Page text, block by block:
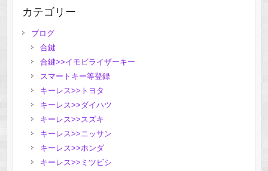
カテゴリー
ブログ
合鍵
合鍵>>イモビライザーキー
スマートキー等登録
キーレス>>トヨタ
キーレス>>ダイハツ
キーレス>>スズキ
キーレス>>ニッサン
キーレス>>ホンダ
キーレス>>ミツビシ